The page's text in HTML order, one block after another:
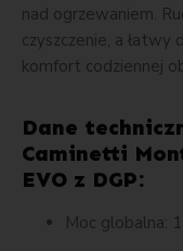
nad ogrzewaniem.
czyszczenie, a
komfort codziennej
Dane
Caminetti
EVO z DGP:
Moc globalna: